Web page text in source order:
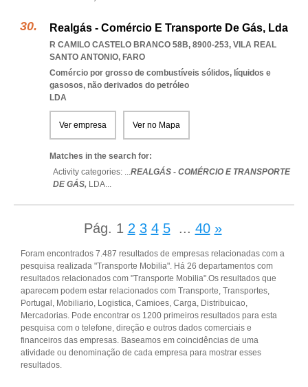
Realgás - Comércio E Transporte De Gás, Lda
R CAMILO CASTELO BRANCO 58B, 8900-253, VILA REAL
SANTO ANTONIO, FARO
Comércio por grosso de combustíveis sólidos, líquidos e
gasosos, não derivados do petróleo
LDA
Ver empresa Ver no Mapa
Matches in the search for:
Activity categories: ...REALGÁS - COMÉRCIO E TRANSPORTE
DE GÁS, LDA...
Pág. 1 2 3 4 5 ... 40 »
Foram encontrados 7.487 resultados de empresas relacionadas com a
pesquisa realizada "Transporte Mobilia". Há 26 departamentos com
resultados relacionados com "Transporte Mobilia".Os resultados que
aparecem podem estar relacionados com Transporte, Transportes,
Portugal, Mobiliario, Logistica, Camioes, Carga, Distribuicao,
Mercadorias. Pode encontrar os 1200 primeiros resultados para esta
pesquisa com o telefone, direção e outros dados comerciais e
financeiros das empresas. Baseamos em coincidências de uma
atividade ou denominação de cada empresa para mostrar esses
resultados.